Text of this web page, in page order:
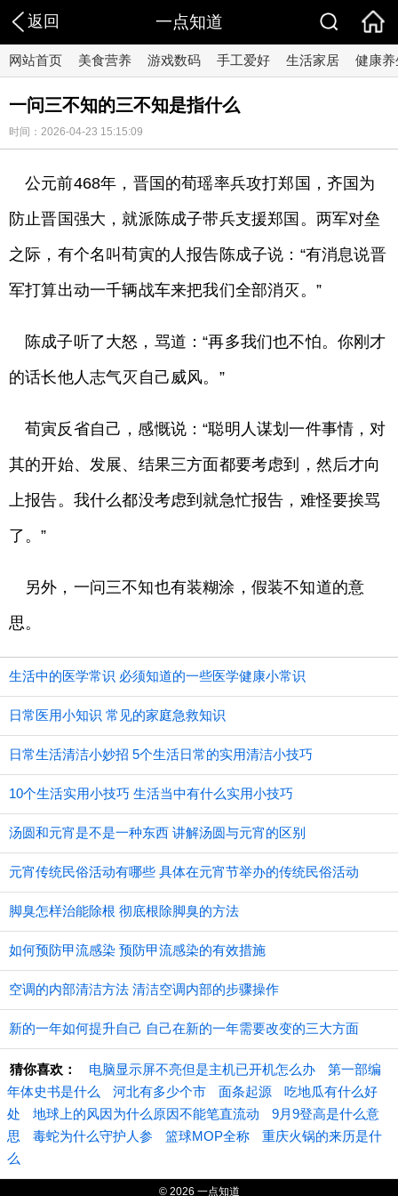
返回 一点知道
网站首页 美食营养 游戏数码 手工爱好 生活家居 健康养
一问三不知的三不知是指什么
时间：2026-04-23 15:15:09
公元前468年，晋国的荀瑶率兵攻打郑国，齐国为
防止晋国强大，就派陈成子带兵支援郑国。两军对垒
之际，有个名叫荀寅的人报告陈成子说：“有消息说晋
军打算出动一千辆战车来把我们全部消灭。”
陈成子听了大怒，骂道：“再多我们也不怕。你刚才
的话长他人志气灭自己威风。”
荀寅反省自己，感慨说：“聪明人谋划一件事情，对
其的开始、发展、结果三方面都要考虑到，然后才向
上报告。我什么都没考虑到就急忙报告，难怪要挨骂
了。”
另外，一问三不知也有装糊涂，假装不知道的意
思。
生活中的医学常识 必须知道的一些医学健康小常识
日常医用小知识 常见的家庭急救知识
日常生活清洁小妙招 5个生活日常的实用清洁小技巧
10个生活实用小技巧 生活当中有什么实用小技巧
汤圆和元宵是不是一种东西 讲解汤圆与元宵的区别
元宵传统民俗活动有哪些 具体在元宵节举办的传统民俗活动
脚臭怎样治能除根 彻底根除脚臭的方法
如何预防甲流感染 预防甲流感染的有效措施
空调的内部清洁方法 清洁空调内部的步骤操作
新的一年如何提升自己 自己在新的一年需要改变的三大方面
猜你喜欢： 电脑显示屏不亮但是主机已开机怎么办
第一部编
年体史书是什么
河北有多少个市 面条起源
吃地瓜有什么好
处
地球上的风因为什么原因不能笔直流动
9月9登高是什么意
思
毒蛇为什么守护人参 篮球MOP全称
重庆火锅的来历是什
么
© 2026 一点知道